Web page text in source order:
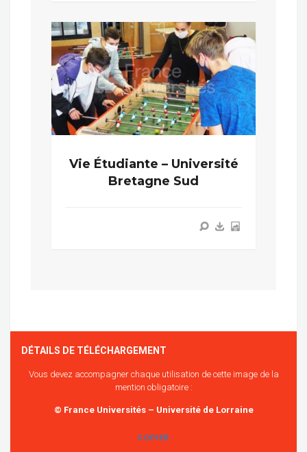
Vie Étudiante – Université
Bretagne Sud
DÉTAILS DE TÉLÉCHARGEMENT
Vous devez accompagner chaque utilisation de cette image de la
mention obligatoire :
© France Universités – Université de Lorraine
COPIER